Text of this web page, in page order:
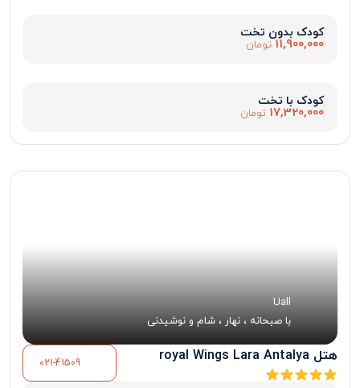
کودک بدون تخت
11,900,000 تومان
کودک با تخت
17,320,000 تومان
Uall
با صبحانه ، نهار ، شام و نوشیدنی
هتل royal Wings Lara Antalya 021-41509